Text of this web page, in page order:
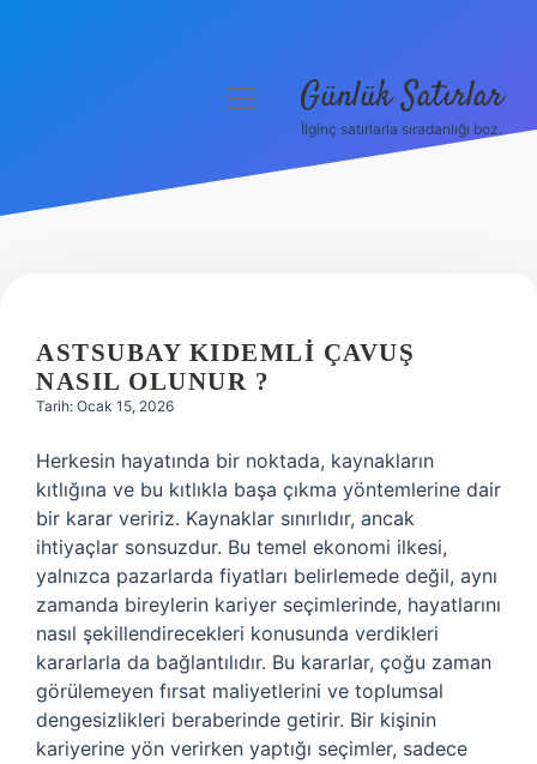
Hakkımızda
menüyü Günlük Satırlar
İlginç satırlarla sıradanlığı boz.
ASTSUBAY KIDEMLI ÇAVUŞ
NASIL OLUNUR ?
Tarih: Ocak 15, 2026
Herkesin hayatında bir noktada, kaynakların
kıtlığına ve bu kıtlıkla başa çıkma yöntemlerine dair
bir karar veririz. Kaynaklar sınırlıdır, ancak
ihtiyaçlar sonsuzdur. Bu temel ekonomi ilkesi,
yalnızca pazarlarda fiyatları belirlemede değil, aynı
zamanda bireylerin kariyer seçimlerinde, hayatlarını
nasıl şekillendirecekleri konusunda verdikleri
kararlarla da bağlantılıdır. Bu kararlar, çoğu zaman
görülemeyen fırsat maliyetlerini ve toplumsal
dengesizlikleri beraberinde getirir. Bir kişinin
kariyerine yön verirken yaptığı seçimler, sadece